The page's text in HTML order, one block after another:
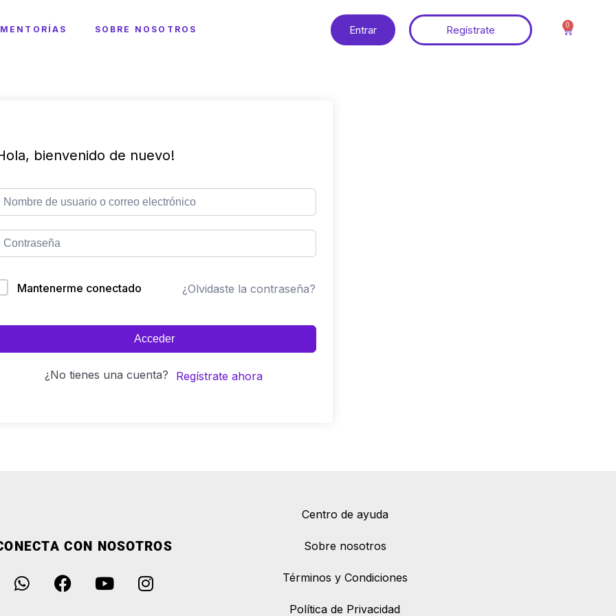
MENTORÍAS SOBRE NOSOTROS Entrar Regístrate 0
bienvenido de nuevo!
Mantenerme conectado ¿Olvidaste la contraseña?
Acceder
¿No tienes una cuenta? Regístrate ahora
CON NOSOTROS
Centro de ayuda
Sobre nosotros
Términos y Condiciones
Política de Privacidad